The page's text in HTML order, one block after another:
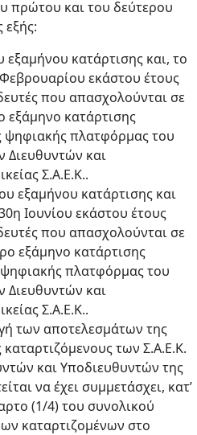
πρώτου και του δεύτερου
εξής:
κατάρτισης και, το
εκάστου έτους
που απασχολούνται σε
εξάμηνο κατάρτισης
ψηφιακής πλατφόρμας του
Διευθυντών και
Σ.Α.Ε.Κ..
εξαμήνου κατάρτισης και
Ιουνίου εκάστου έτους
που απασχολούνται σε
εξάμηνο κατάρτισης
πλατφόρμας του
Διευθυντών και
Σ.Α.Ε.Κ..
των αποτελεσμάτων της
των Σ.Α.Ε.Κ.
και Υποδιευθυντών της
να έχει συμμετάσχει, κατ’
(1/4) του συνολικού
καταρτιζομένων στο